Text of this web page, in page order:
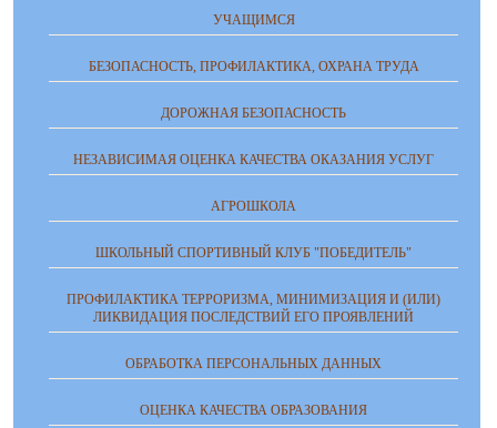
УЧАЩИМСЯ
БЕЗОПАСНОСТЬ, ПРОФИЛАКТИКА, ОХРАНА ТРУДА
ДОРОЖНАЯ БЕЗОПАСНОСТЬ
НЕЗАВИСИМАЯ ОЦЕНКА КАЧЕСТВА ОКАЗАНИЯ УСЛУГ
АГРОШКОЛА
ШКОЛЬНЫЙ СПОРТИВНЫЙ КЛУБ "ПОБЕДИТЕЛЬ"
ПРОФИЛАКТИКА ТЕРРОРИЗМА, МИНИМИЗАЦИЯ И (ИЛИ)
ЛИКВИДАЦИЯ ПОСЛЕДСТВИЙ ЕГО ПРОЯВЛЕНИЙ
ОБРАБОТКА ПЕРСОНАЛЬНЫХ ДАННЫХ
ОЦЕНКА КАЧЕСТВА ОБРАЗОВАНИЯ